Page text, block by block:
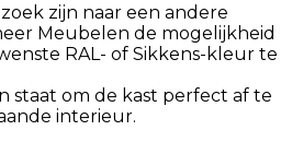
zijn naar een andere
Meubelen de mogelijkheid
RAL- of Sikkens-kleur te
staat om de kast perfect af te
interieur.